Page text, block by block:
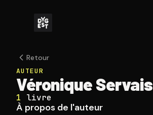
Retour
AUTEUR
Véronique Servais
1 livre
À propos de l'auteur